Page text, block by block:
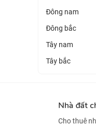
Đông nam
Đông bắc
Tây nam
Tây bắc
Nhà đất
Cho thuê